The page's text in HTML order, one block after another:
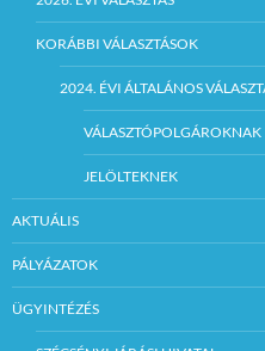
KORÁBBI VÁLASZTÁSOK
2024. ÉVI ÁLTALÁNOS
VÁLASZTÓPOLGÁROKNAK
JELÖLTEKNEK
AKTUÁLIS
PÁLYÁZATOK
ÜGYINTÉZÉS